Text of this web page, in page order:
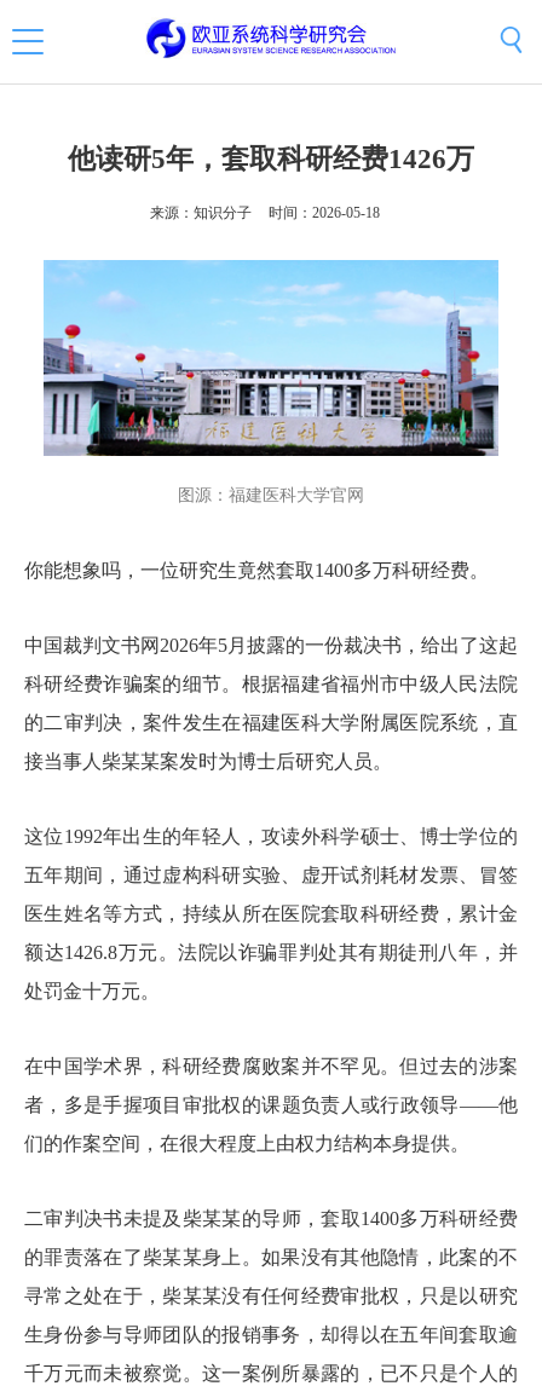
他读研5年，套取科研经费1426万
来源：知识分子 时间：2026-05-18
图源：福建医科大学官网
你能想象吗，一位研究生竟然套取1400多万科研经费。
中国裁判文书网2026年5月披露的一份裁决书，给出了这起
科研经费诈骗案的细节。根据福建省福州市中级人民法院
的二审判决，案件发生在福建医科大学附属医院系统，直
接当事人柴某某案发时为博士后研究人员。
这位1992年出生的年轻人，攻读外科学硕士、博士学位的
五年期间，通过虚构科研实验、虚开试剂耗材发票、冒签
医生姓名等方式，持续从所在医院套取科研经费，累计金
额达1426.8万元。法院以诈骗罪判处其有期徒刑八年，并
处罚金十万元。
在中国学术界，科研经费腐败案并不罕见。但过去的涉案
者，多是手握项目审批权的课题负责人或行政领导——他
们的作案空间，在很大程度上由权力结构本身提供。
二审判决书未提及柴某某的导师，套取1400多万科研经费
的罪责落在了柴某某身上。如果没有其他隐情，此案的不
寻常之处在于，柴某某没有任何经费审批权，只是以研究
生身份参与导师团队的报销事务，却得以在五年间套取逾
千万元而未被察觉。这一案例所暴露的，已不只是个人的